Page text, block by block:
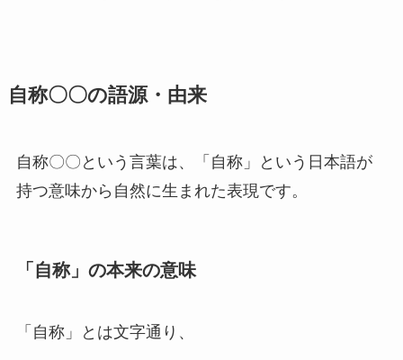
自称〇〇の語源・由来
自称〇〇という言葉は、「自称」という日本語が
持つ意味から自然に生まれた表現です。
「自称」の本来の意味
「自称」とは文字通り、